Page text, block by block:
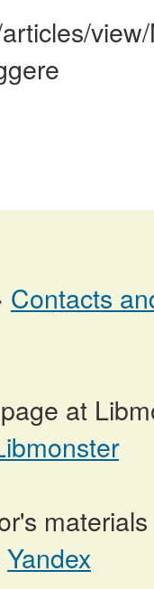
Contacts
at
Yandex